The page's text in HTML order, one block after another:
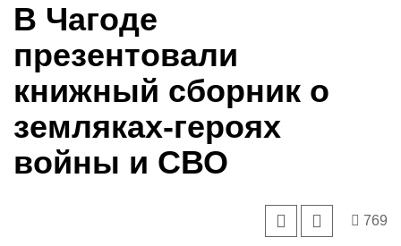
В Чагоде
презентовали
книжный сборник о
земляках-героях
войны и СВО
769